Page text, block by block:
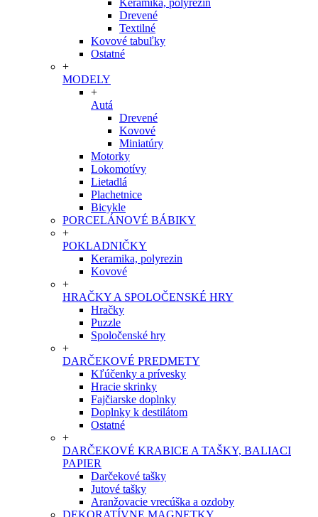
Keramika, polyrezin
Drevené
Textilné
Kovové tabuľky
Ostatné
+
MODELY
+
Autá
Drevené
Kovové
Miniatúry
Motorky
Lokomotívy
Lietadlá
Plachetnice
Bicykle
PORCELÁNOVÉ BÁBIKY
+
POKLADNIČKY
Keramika, polyrezin
Kovové
+
HRAČKY A SPOLOČENSKÉ HRY
Hračky
Puzzle
Spoločenské hry
+
DARČEKOVÉ PREDMETY
Kľúčenky a prívesky
Hracie skrinky
Fajčiarske doplnky
Doplnky k destilátom
Ostatné
+
DARČEKOVÉ KRABICE A TAŠKY, BALIACI
PAPIER
Darčekové tašky
Jutové tašky
Aranžovacie vrecúška a ozdoby
DEKORATÍVNE MAGNETKY